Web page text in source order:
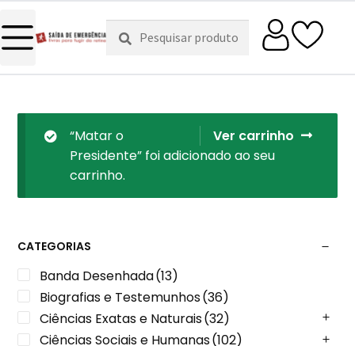
Pesquisar
por:
Pesquisa
Ver carrinho
“Matar o
Presidente” foi adicionado ao seu
carrinho.
CATEGORIAS
Banda Desenhada(13)
Biografias e Testemunhos(36)
Ciências Exatas e Naturais(32)
Ciências Sociais e Humanas(102)